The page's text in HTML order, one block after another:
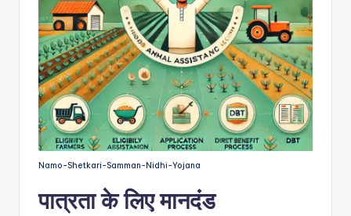
Namo-Shetkari-Samman-Nidhi-Yojana
पात्रता के लिए मानदंड